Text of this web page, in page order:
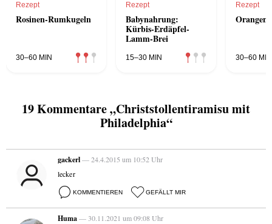
Rezept
Rosinen-Rumkugeln
30–60 MIN
Rezept
Babynahrung:
Kürbis-Erdäpfel-
Lamm-Brei
15–30 MIN
Rezept
30–60 MIN
19 Kommentare „Christstollentiramisu mit
Philadelphia“
gackerl— 24.4.2015 um 10:52 Uhr
lecker
KOMMENTIEREN GEFÄLLT MIR
Huma— 30.11.2021 um 09:08 Uhr